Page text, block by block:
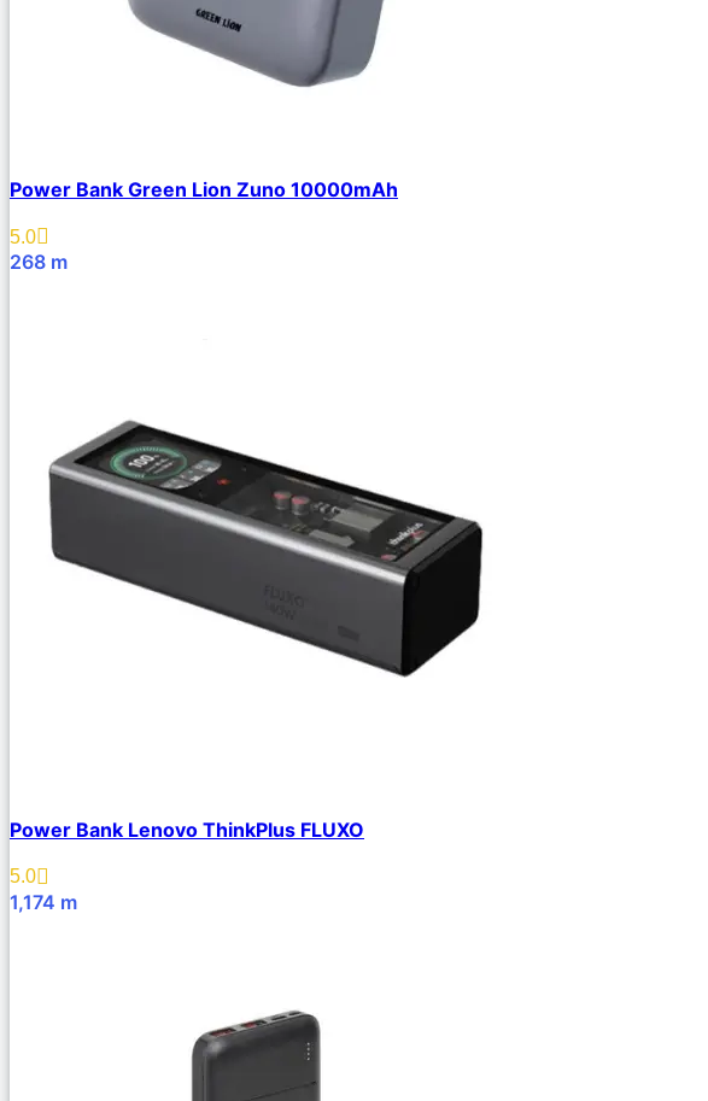
Power Bank Green Lion Zuno 10000mAh
5.0
268 m
Power Bank Lenovo ThinkPlus FLUXO
5.0
1,174 m